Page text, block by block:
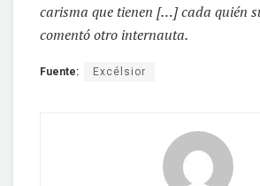
carisma que tienen […] cada quién
comentó otro internauta.
Fuente: Excélsior